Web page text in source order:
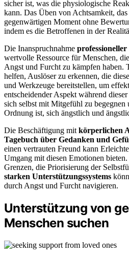
sicher ist, was die physiologische
kann. Das Üben von Achtsamkeit,
gegenwärtigen Moment ohne
indem es die Betroffenen in der
Die Inanspruchnahme
wertvolle Ressource für Menschen,
Angst und Furcht zu kämpfen haben.
helfen, Auslöser zu erkennen, die
und Werkzeuge bereitstellen, um
entscheidender Aspekt während
sich selbst mit Mitgefühl zu begegnen
Ordnung ist, sich ängstlich und
Die Beschäftigung mit körperlichen
Tagebuch über Gedanken und
einen vertrauten Freund kann
Umgang mit diesen Emotionen
Grenzen, die Priorisierung der
starken Unterstützungssystems
durch Angst und Furcht navigieren.
Unterstützung von
Menschen suchen